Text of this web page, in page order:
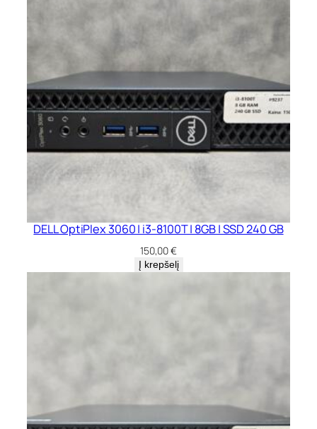
DELL OptiPlex 3060 | i3-8100T | 8GB | SSD 240 GB
150,00€
Į krepšelį